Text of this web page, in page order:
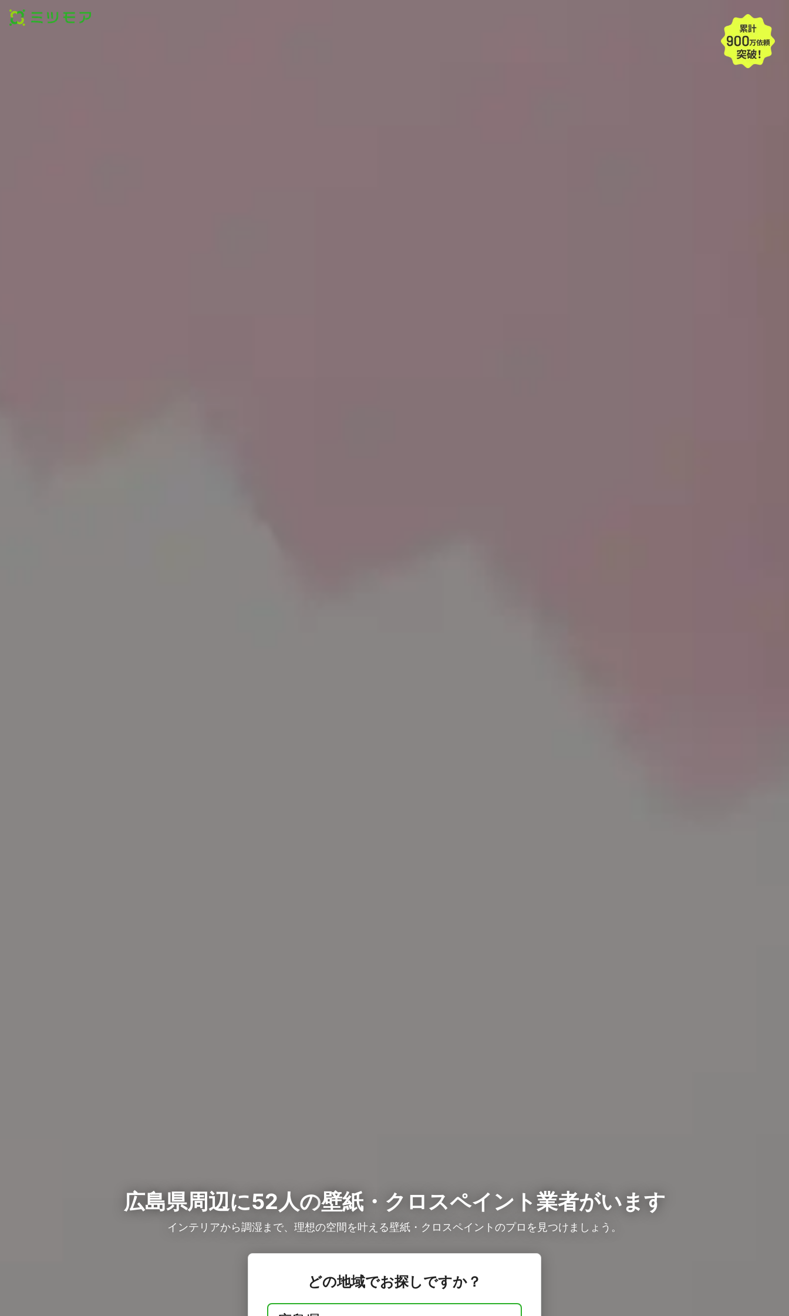
広島県周辺に52人の壁紙・クロスペイント業者がいます
インテリアから調湿まで、理想の空間を叶える壁紙・クロスペイントのプロを見つけましょう。
どの地域でお探しですか？